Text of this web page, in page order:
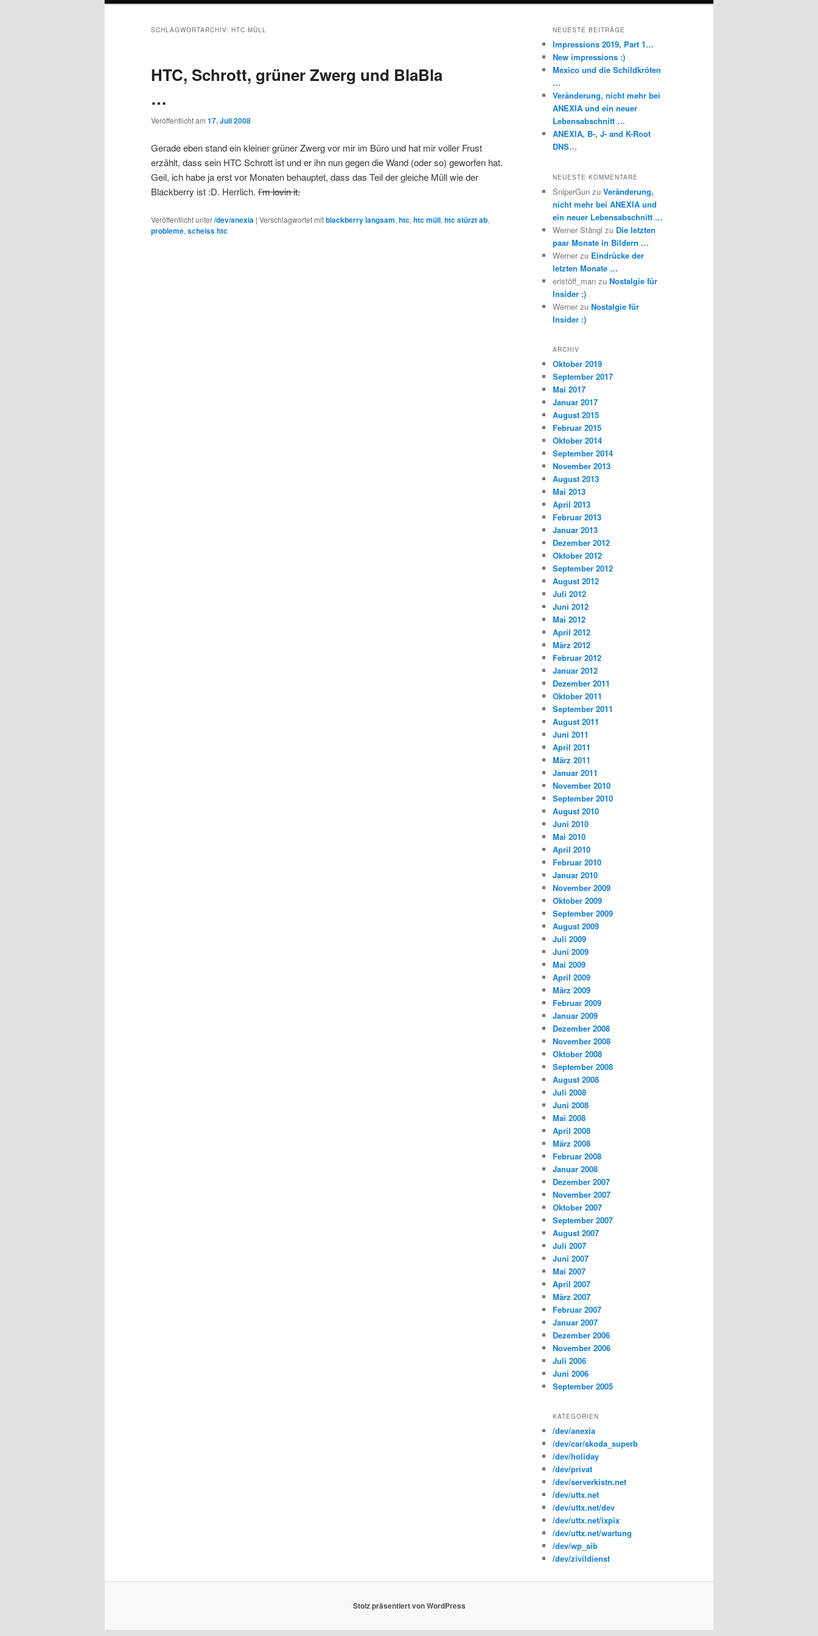
SCHLAGWORTARCHIV: HTC MÜLL
HTC, Schrott, grüner Zwerg und BlaBla
…
Veröffentlicht am 17. Juli 2008
Gerade eben stand ein kleiner grüner Zwerg vor mir im Büro und hat mir voller Frust
erzählt, dass sein HTC Schrott ist und er ihn nun gegen die Wand (oder so) geworfen hat.
Geil, ich habe ja erst vor Monaten behauptet, dass das Teil der gleiche Müll wie der
Blackberry ist :D. Herrlich. I’m lovin it.
Veröffentlicht unter/dev/anexia | Verschlagwortet mitblackberry langsam, htc, htc müll, htc stürzt ab,
probleme, scheiss htc
NEUESTE BEITRÄGE
Impressions 2019, Part 1…
New impressions :)
Mexico und die Schildkröten
…
Veränderung, nicht mehr bei
ANEXIA und ein neuer
Lebensabschnitt …
ANEXIA, B-, J- and K-Root
DNS…
NEUESTE KOMMENTARE
SniperGun zu Veränderung,
nicht mehr bei ANEXIA und
ein neuer Lebensabschnitt …
Werner Stängl zu Die letzten
paar Monate in Bildern …
Werner zu Eindrücke der
letzten Monate …
eristöff_man zu Nostalgie für
Insider :)
Werner zu Nostalgie für
Insider :)
ARCHIV
Oktober 2019
September 2017
Mai 2017
Januar 2017
August 2015
Februar 2015
Oktober 2014
September 2014
November 2013
August 2013
Mai 2013
April 2013
Februar 2013
Januar 2013
Dezember 2012
Oktober 2012
September 2012
August 2012
Juli 2012
Juni 2012
Mai 2012
April 2012
März 2012
Februar 2012
Januar 2012
Dezember 2011
Oktober 2011
September 2011
August 2011
Juni 2011
April 2011
März 2011
Januar 2011
November 2010
September 2010
August 2010
Juni 2010
Mai 2010
April 2010
Februar 2010
Januar 2010
November 2009
Oktober 2009
September 2009
August 2009
Juli 2009
Juni 2009
Mai 2009
April 2009
März 2009
Februar 2009
Januar 2009
Dezember 2008
November 2008
Oktober 2008
September 2008
August 2008
Juli 2008
Juni 2008
Mai 2008
April 2008
März 2008
Februar 2008
Januar 2008
Dezember 2007
November 2007
Oktober 2007
September 2007
August 2007
Juli 2007
Juni 2007
Mai 2007
April 2007
März 2007
Februar 2007
Januar 2007
Dezember 2006
November 2006
Juli 2006
Juni 2006
September 2005
KATEGORIEN
/dev/anexia
/dev/car/skoda_superb
/dev/holiday
/dev/privat
/dev/serverkistn.net
/dev/uttx.net
/dev/uttx.net/dev
/dev/uttx.net/ixpix
/dev/uttx.net/wartung
/dev/wp_sib
/dev/zivildienst
Stolz präsentiert von WordPress